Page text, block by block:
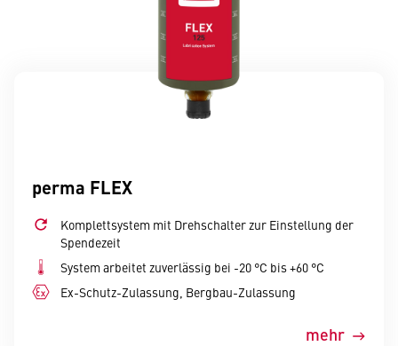
perma FLEX
Komplettsystem mit Drehschalter zur Einstellung der
Spendezeit
System arbeitet zuverlässig bei -20 °C bis +60 °C
Ex-Schutz-Zulassung, Bergbau-Zulassung
mehr